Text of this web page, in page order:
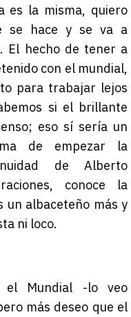
es la misma, quiero
se hace y se va a
El hecho de tener a
con el mundial,
para trabajar lejos
si el brillante
eso sí sería un
de empezar la
de Alberto
conoce la
un albaceteño más y
ni loco.
el Mundial -lo veo
más deseo que el